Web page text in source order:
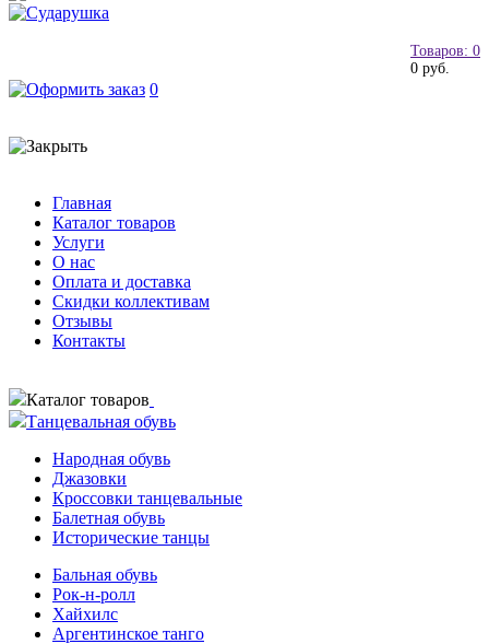
Товаров: 0
0 руб.
0
Главная
Каталог товаров
Услуги
О нас
Оплата и доставка
Скидки коллективам
Отзывы
Контакты
Каталог товаров
Танцевальная обувь
Народная обувь
Джазовки
Кроссовки танцевальные
Балетная обувь
Исторические танцы
Бальная обувь
Рок-н-ролл
Хайхилс
Аргентинское танго